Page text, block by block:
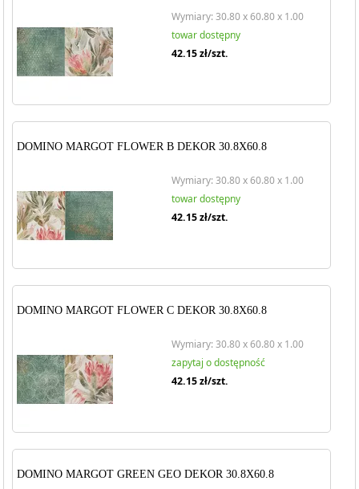
Wymiary: 30.80 x 60.80 x 1.00
towar dostępny
42.15zł/szt.
DOMINO MARGOT FLOWER B DEKOR 30.8X60.8
Wymiary: 30.80 x 60.80 x 1.00
towar dostępny
42.15zł/szt.
DOMINO MARGOT FLOWER C DEKOR 30.8X60.8
Wymiary: 30.80 x 60.80 x 1.00
zapytaj o dostępność
42.15zł/szt.
DOMINO MARGOT GREEN GEO DEKOR 30.8X60.8